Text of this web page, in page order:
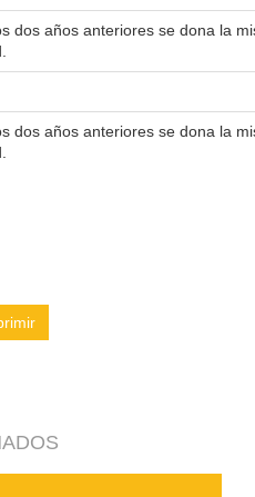
dos años anteriores se dona la
dos años anteriores se dona la